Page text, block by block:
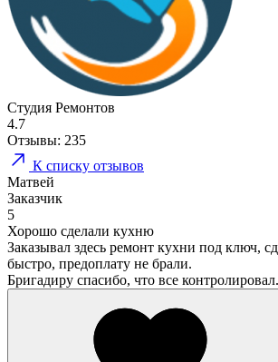
Студия Ремонтов
4.7
Отзывы: 235
К списку отзывов
Матвей
Заказчик
5
Хорошо сделали кухню
Заказывал здесь ремонт кухни под ключ,
быстро, предоплату не брали.
Бригадиру спасибо, что все контролировал.